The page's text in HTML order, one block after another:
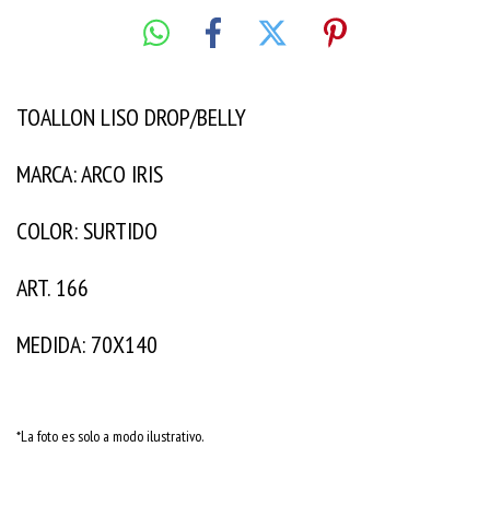
TOALLON LISO DROP/BELLY
MARCA: ARCO IRIS
COLOR: SURTIDO
ART. 166
MEDIDA: 70X140
*La foto es solo a modo ilustrativo.